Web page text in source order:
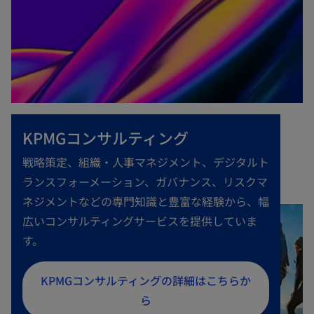
KPMGコンサルティング
戦略策定、組織・人事マネジメント、デジタルト
ランスフォーメーション、ガバナンス、リスクマ
ネジメントなどの専門知識と豊富な経験から、幅
広いコンサルティングサービスを提供していま
す。
KPMGコンサルティングの詳細はこちらか
ら
新
し